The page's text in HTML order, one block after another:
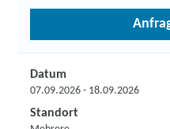
Datum
07.09.2026 - 18.09.2026
Standort